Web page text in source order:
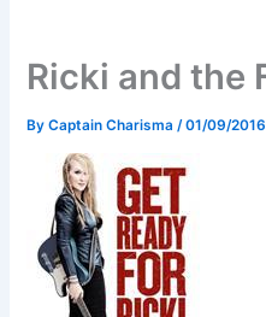
Ricki and the
ByCaptain Charisma /01/09/2016